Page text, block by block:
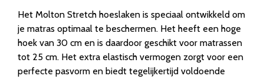
Het Molton Stretch hoeslaken is speciaal ontwikkeld om
je matras optimaal te beschermen. Het heeft een hoge
hoek van 30 cm en is daardoor geschikt voor matrassen
tot 25 cm. Het extra elastisch vermogen zorgt voor een
perfecte pasvorm en biedt tegelijkertijd voldoende